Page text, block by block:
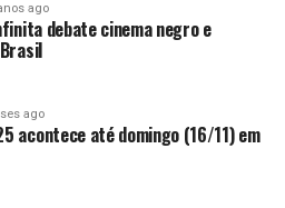
ago
debate cinema negro e
ago
acontece até domingo (16/11) em